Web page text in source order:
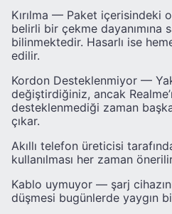
Kırılma — Paket içerisindeki
belirli bir çekme dayanımına
bilinmektedir. Hasarlı ise
edilir.
Kordon Desteklenmiyor —
değiştirdiğiniz, ancak
desteklenmediği zaman
çıkar.
Akıllı telefon üreticisi
kullanılması her zaman
Kablo uymuyor — şarj
düşmesi bugünlerde yaygın